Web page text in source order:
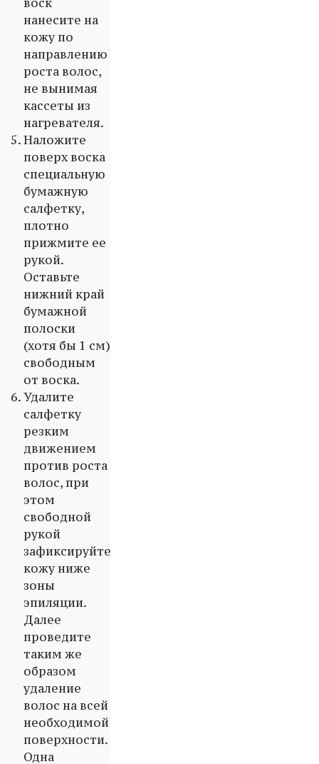
нанесите на
кожу по
направлению
роста волос,
не вынимая
кассеты из
нагревателя.
Наложите
поверх воска
специальную
бумажную
салфетку,
плотно
прижмите ее
рукой.
Оставьте
нижний край
бумажной
полоски
(хотя бы 1 см)
свободным
от воска.
Удалите
салфетку
резким
движением
против роста
волос, при
этом
свободной
рукой
зафиксируйте
кожу ниже
зоны
эпиляции.
Далее
проведите
таким же
образом
удаление
волос на всей
необходимой
поверхности.
Одна